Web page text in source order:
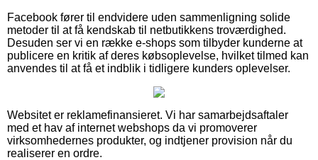
Facebook fører til endvidere uden sammenligning solide
metoder til at få kendskab til netbutikkens troværdighed.
Desuden ser vi en række e-shops som tilbyder kunderne at
publicere en kritik af deres købsoplevelse, hvilket tilmed kan
anvendes til at få et indblik i tidligere kunders oplevelser.
Websitet er reklamefinansieret. Vi har samarbejdsaftaler
med et hav af internet webshops da vi promoverer
virksomhedernes produkter, og indtjener provision når du
realiserer en ordre.